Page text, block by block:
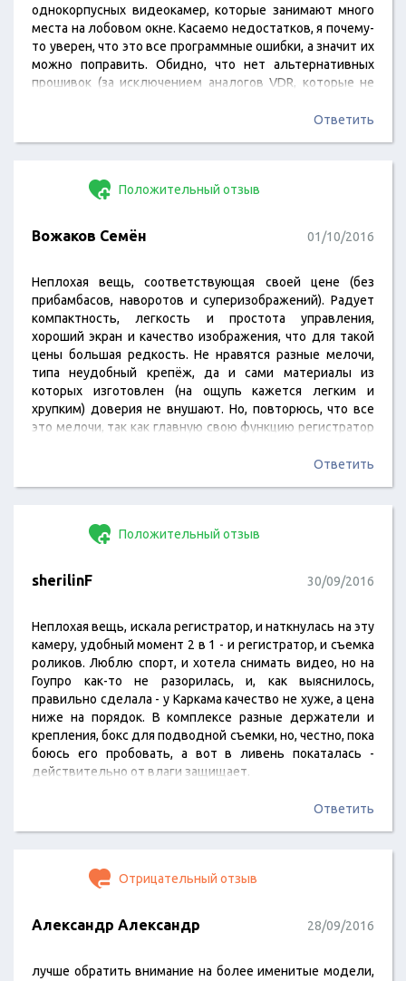
однокорпусных видеокамер, которые занимают много
места на лобовом окне. Касаемо недостатков, я почему-
то уверен, что это все программные ошибки, а значит их
можно поправить. Обидно, что нет альтернативных
прошивок (за исключением аналогов VDR, которые не
с обсуждением данного регистратора и всякими
Ответить
Положительный отзыв
Вожаков Семён 01/10/2016
Неплохая вещь, соответствующая своей цене (без
прибамбасов, наворотов и суперизображений). Радует
компактность, легкость и простота управления,
хороший экран и качество изображения, что для такой
цены большая редкость. Не нравятся разные мелочи,
типа неудобный крепёж, да и сами материалы из
которых изготовлен (на ощупь кажется легким и
хрупким) доверия не внушают. Но, повторюсь, что все
это мелочи, так как главную свою функцию регистратор
Ответить
Положительный отзыв
sherilinF 30/09/2016
Неплохая вещь, искала регистратор, и наткнулась на эту
камеру, удобный момент 2 в 1 - и регистратор, и съемка
роликов. Люблю спорт, и хотела снимать видео, но на
Гоупро как-то не разорилась, и, как выяснилось,
правильно сделала - у Каркама качество не хуже, а цена
ниже на порядок. В комплексе разные держатели и
крепления, бокс для подводной съемки, но, честно, пока
боюсь его пробовать, а вот в ливень покаталась -
действительно от влаги защищает.
Ответить
Отрицательный отзыв
Александр Александр 28/09/2016
лучше обратить внимание на более именитые модели,